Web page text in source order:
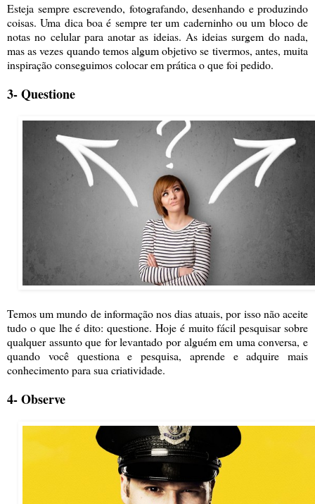
Esteja sempre escrevendo, fotografando, desenhando e produzindo
coisas. Uma dica boa é sempre ter um caderninho ou um bloco de
notas no celular para anotar as ideias. As ideias surgem do nada,
mas as vezes quando temos algum objetivo se tivermos, antes, muita
inspiração conseguimos colocar em prática o que foi pedido.
3- Questione
Temos um mundo de informação nos dias atuais, por isso não aceite
tudo o que lhe é dito: questione. Hoje é muito fácil pesquisar sobre
qualquer assunto que for levantado por alguém em uma conversa, e
quando você questiona e pesquisa, aprende e adquire mais
conhecimento para sua criatividade.
4- Observe